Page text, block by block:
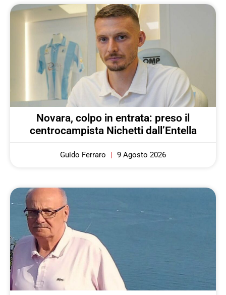
Novara, colpo in entrata: preso il
centrocampista Nichetti dall’Entella
Guido Ferraro 9 Agosto 2026